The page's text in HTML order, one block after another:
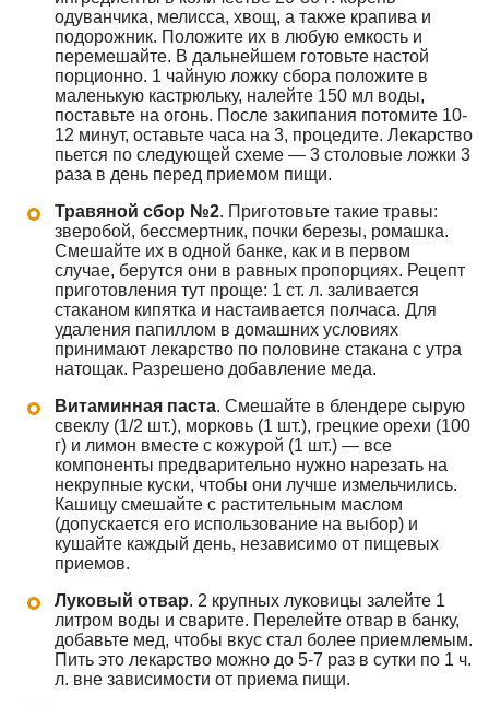
одуванчика, мелисса, хвощ, а также крапива и
подорожник. Положите их в любую емкость и
перемешайте. В дальнейшем готовьте настой
порционно. 1 чайную ложку сбора положите в
маленькую кастрюльку, налейте 150 мл воды,
поставьте на огонь. После закипания потомите 10-
12 минут, оставьте часа на 3, процедите. Лекарство
пьется по следующей схеме — 3 столовые ложки 3
раза в день перед приемом пищи.
Травяной сбор №2. Приготовьте такие травы:
зверобой, бессмертник, почки березы, ромашка.
Смешайте их в одной банке, как и в первом
случае, берутся они в равных пропорциях. Рецепт
приготовления тут проще: 1 ст. л. заливается
стаканом кипятка и настаивается полчаса. Для
удаления папиллом в домашних условиях
принимают лекарство по половине стакана с утра
натощак. Разрешено добавление меда.
Витаминная паста. Смешайте в блендере сырую
свеклу (1/2 шт.), морковь (1 шт.), грецкие орехи (100
г) и лимон вместе с кожурой (1 шт.) — все
компоненты предварительно нужно нарезать на
некрупные куски, чтобы они лучше измельчились.
Кашицу смешайте с растительным маслом
(допускается его использование на выбор) и
кушайте каждый день, независимо от пищевых
приемов.
Луковый отвар. 2 крупных луковицы залейте 1
литром воды и сварите. Перелейте отвар в банку,
добавьте мед, чтобы вкус стал более приемлемым.
Пить это лекарство можно до 5-7 раз в сутки по 1 ч.
л. вне зависимости от приема пищи.